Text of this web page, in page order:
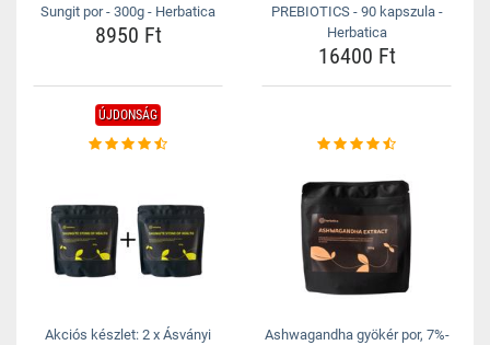
Sungit por - 300g - Herbatica
8950 Ft
PREBIOTICS - 90 kapszula -
Herbatica
16400 Ft
ÚJDONSÁG
Akciós készlet: 2 x Ásványi
Ashwagandha gyökér por, 7%-